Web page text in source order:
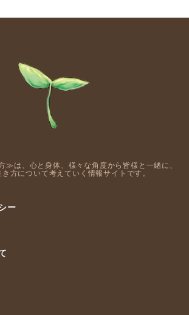
≫は、心と身体、様々な角度から皆様と一緒に、
き方について考えていく情報サイトです。
ー